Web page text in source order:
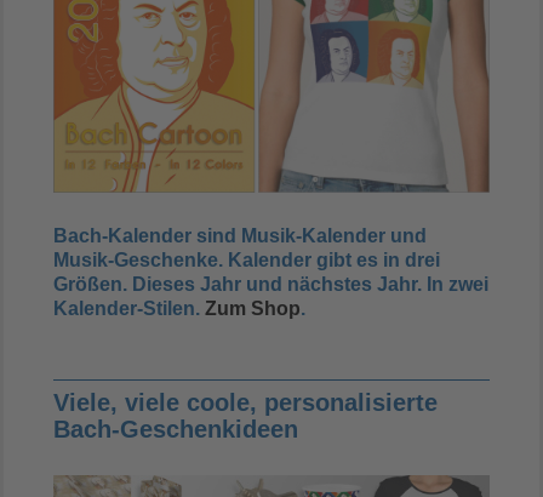
Bach-Kalender sind Musik-Kalender und
Musik-Geschenke. Kalender gibt es in drei
Größen. Dieses Jahr und nächstes Jahr. In zwei
Kalender-Stilen. Zum Shop.
Viele, viele coole, personalisierte
Bach-Geschenkideen